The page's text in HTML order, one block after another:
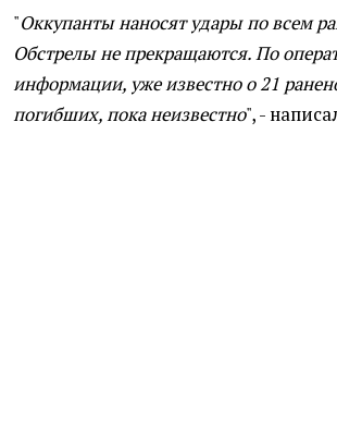
"Оккупанты наносят удары по всем
Обстрелы не прекращаются. По
информации, уже известно о 21
погибших, пока неизвестно", -